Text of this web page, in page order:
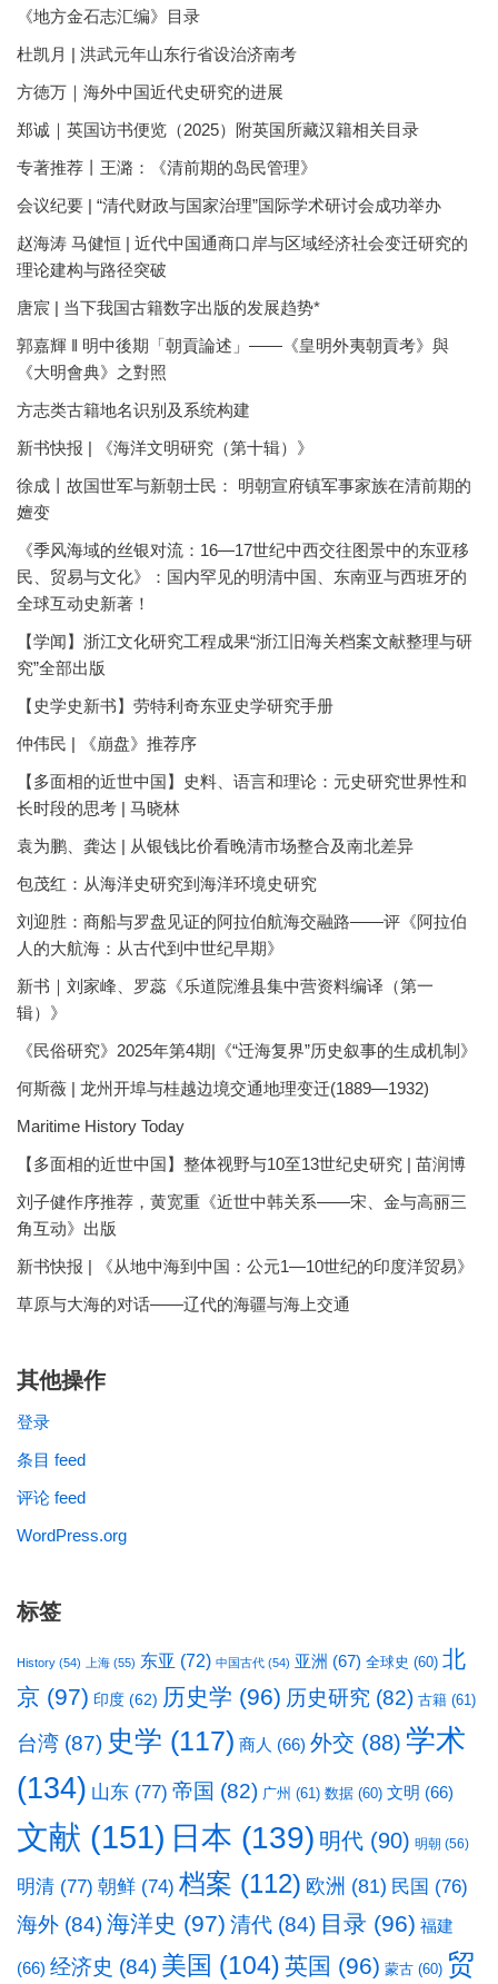
《地方金石志汇编》目录
杜凯月 | 洪武元年山东行省设治济南考
方徳万｜海外中国近代史研究的进展
郑诚｜英国访书便览（2025）附英国所藏汉籍相关目录
专著推荐丨王潞：《清前期的岛民管理》
会议纪要 | “清代财政与国家治理”国际学术研讨会成功举办
赵海涛 马健恒 | 近代中国通商口岸与区域经济社会变迁研究的
理论建构与路径突破
唐宸 | 当下我国古籍数字出版的发展趋势*
郭嘉輝 ‖ 明中後期「朝貢論述」——《皇明外夷朝貢考》與
《大明會典》之對照
方志类古籍地名识别及系统构建
新书快报 | 《海洋文明研究（第十辑）》
徐成丨故国世军与新朝士民： 明朝宣府镇军事家族在清前期的
嬗变
《季风海域的丝银对流：16—17世纪中西交往图景中的东亚移
民、贸易与文化》：国内罕见的明清中国、东南亚与西班牙的
全球互动史新著！
【学闻】浙江文化研究工程成果“浙江旧海关档案文献整理与研
究”全部出版
【史学史新书】劳特利奇东亚史学研究手册
仲伟民 | 《崩盘》推荐序
【多面相的近世中国】史料、语言和理论：元史研究世界性和
长时段的思考 | 马晓林
袁为鹏、龚达 | 从银钱比价看晚清市场整合及南北差异
包茂红：从海洋史研究到海洋环境史研究
刘迎胜：商船与罗盘见证的阿拉伯航海交融路——评《阿拉伯
人的大航海：从古代到中世纪早期》
新书｜刘家峰、罗蕊《乐道院潍县集中营资料编译（第一
辑）》
《民俗研究》2025年第4期|《“迁海复界”历史叙事的生成机制》
何斯薇 | 龙州开埠与桂越边境交通地理变迁(1889—1932)
Maritime History Today
【多面相的近世中国】整体视野与10至13世纪史研究 | 苗润博
刘子健作序推荐，黄宽重《近世中韩关系——宋、金与高丽三
角互动》出版
新书快报 | 《从地中海到中国：公元1—10世纪的印度洋贸易》
草原与大海的对话——辽代的海疆与海上交通
其他操作
登录
条目 feed
评论 feed
WordPress.org
标签
History (54) 上海 (55) 东亚 (72) 中国古代 (54) 亚洲 (67) 全球史 (60) 北
京 (97) 印度 (62) 历史学 (96) 历史研究 (82) 古籍 (61)
台湾 (87) 史学 (117) 商人 (66) 外交 (88) 学术
(134) 山东 (77) 帝国 (82) 广州 (61) 数据 (60) 文明 (66)
文献 (151) 日本 (139) 明代 (90) 明朝 (56)
明清 (77) 朝鲜 (74) 档案 (112) 欧洲 (81) 民国 (76)
海外 (84)海洋史 (97) 清代 (84) 目录 (96) 福建
(66) 经济史 (84) 美国 (104) 英国 (96) 蒙古 (60) 贸